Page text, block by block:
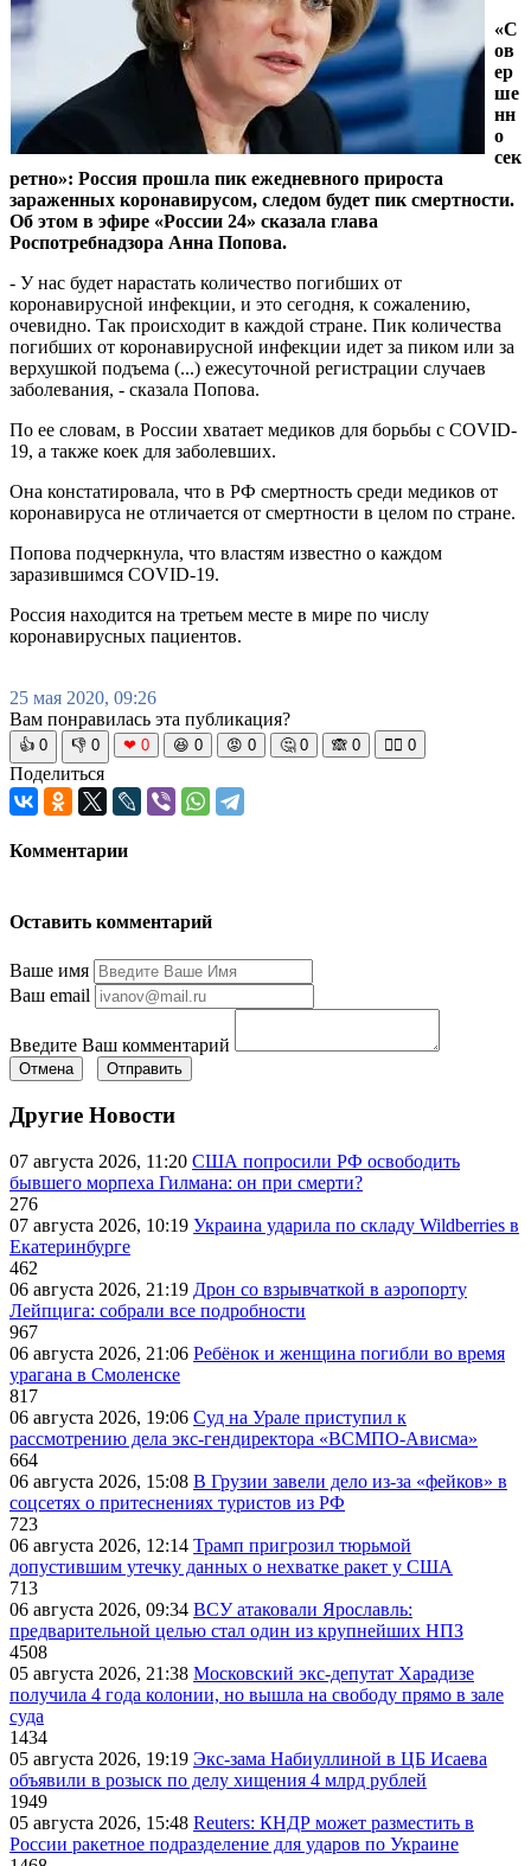
«С
ов
ер
ше
нн
о
сек
ретно»: Россия прошла пик ежедневного прироста
зараженных коронавирусом, следом будет пик смертности.
Об этом в эфире «России 24» сказала глава
Роспотребнадзора Анна Попова.
- У нас будет нарастать количество погибших от
коронавирусной инфекции, и это сегодня, к сожалению,
очевидно. Так происходит в каждой стране. Пик количества
погибших от коронавирусной инфекции идет за пиком или за
верхушкой подъема (...) ежесуточной регистрации случаев
заболевания, - сказала Попова.
По ее словам, в России хватает медиков для борьбы с COVID-
19, а также коек для заболевших.
Она констатировала, что в РФ смертность среди медиков от
коронавируса не отличается от смертности в целом по стране.
Попова подчеркнула, что властям известно о каждом
заразившимся COVID-19.
Россия находится на третьем месте в мире по числу
коронавирусных пациентов.
25 мая 2020, 09:26
Вам понравилась эта публикация?
👍 0 👎 0 ❤ 0 😆 0 😡 0 🤔 0 🙈 0 🧘‍♀️ 0
Поделиться
Комментарии
Оставить комментарий
Ваше имя
Ваш email
Введите Ваш комментарий
Отмена Отправить
Другие Новости
07 августа 2026, 11:20 США попросили РФ освободить
бывшего морпеха Гилмана: он при смерти?
276
07 августа 2026, 10:19 Украина ударила по складу Wildberries в
Екатеринбурге
462
06 августа 2026, 21:19 Дрон со взрывчаткой в аэропорту
Лейпцига: собрали все подробности
967
06 августа 2026, 21:06 Ребёнок и женщина погибли во время
урагана в Смоленске
817
06 августа 2026, 19:06 Суд на Урале приступил к
рассмотрению дела экс-гендиректора «ВСМПО-Ависма»
664
06 августа 2026, 15:08 В Грузии завели дело из-за «фейков» в
соцсетях о притеснениях туристов из РФ
723
06 августа 2026, 12:14 Трамп пригрозил тюрьмой
допустившим утечку данных о нехватке ракет у США
713
06 августа 2026, 09:34 ВСУ атаковали Ярославль:
предварительной целью стал один из крупнейших НПЗ
4508
05 августа 2026, 21:38 Московский экс-депутат Харадизе
получила 4 года колонии, но вышла на свободу прямо в зале
суда
1434
05 августа 2026, 19:19 Экс-зама Набиуллиной в ЦБ Исаева
объявили в розыск по делу хищения 4 млрд рублей
1949
05 августа 2026, 15:48 Reuters: КНДР может разместить в
России ракетное подразделение для ударов по Украине